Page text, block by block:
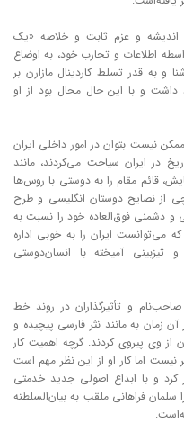
اندیشه و عزم ثابت و خلاصه «یک
اطلاعات و تجارب خود، به اوضاع
و به قدر تسلط کاردینال مازارن بر
داشت و با این حال محال بود از او
نیست بتوان در امور داخلی ایران
در ایران سیاحت می‌کردند، مانند
قائم مقام را به دوستی با روس‌ها
از نصایح دوستان انگلیسی و طرح
دشمنی فوق‌العاده خود را نسبت به
می‌توانست ایران را به خوبی اداره
و تیزبینی آمیخته با انسان‌دوستی
و تأثیرگذاران در روند خط
به مانند نثر فارسی پیچیده و
از وی پیروی کردند. گرچه اهمیت کار
اما کار او از این نظر مهم است
و با ابداع اصولی جدید خدمتی
سلمان فراهانی ملقب به بیان‌السلطنه